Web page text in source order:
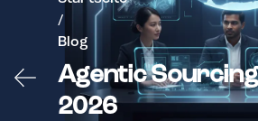
/
Blog
Agentic
2026